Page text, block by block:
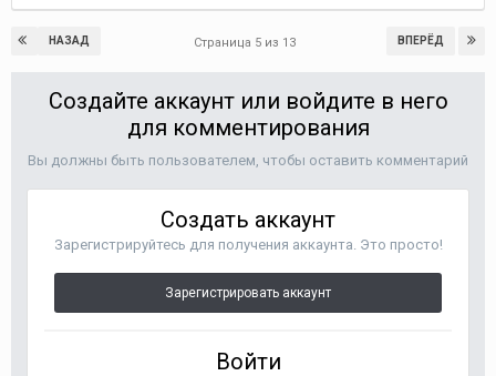
НАЗАД ВПЕРЁД
Страница 5 из 13
Создайте аккаунт или войдите в него
для комментирования
Вы должны быть пользователем, чтобы оставить комментарий
Создать аккаунт
Зарегистрируйтесь для получения аккаунта. Это просто!
Зарегистрировать аккаунт
Войти